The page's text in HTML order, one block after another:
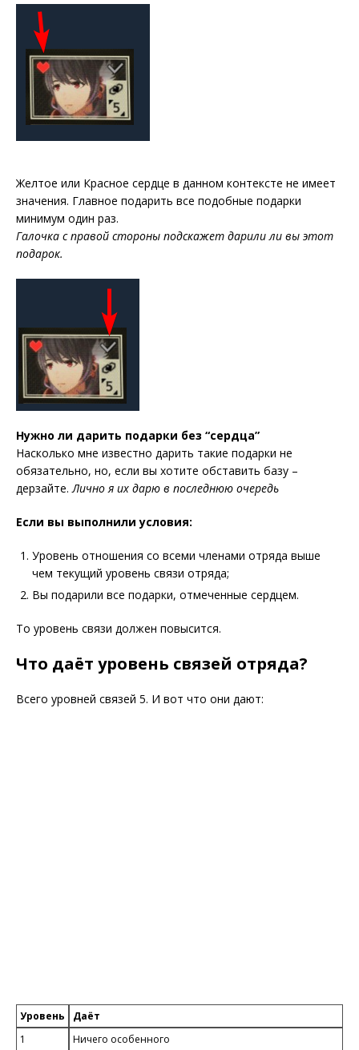
Желтое или Красное сердце в данном контексте не имеет
значения. Главное подарить все подобные подарки
минимум один раз.
Галочка с правой стороны подскажет дарили ли вы этот
подарок.
Нужно ли дарить подарки без “сердца”
Насколько мне известно дарить такие подарки не
обязательно, но, если вы хотите обставить базу –
дерзайте. Лично я их дарю в последнюю очередь
Если вы выполнили условия:
Уровень отношения со всеми членами отряда выше
чем текущий уровень связи отряда;
Вы подарили все подарки, отмеченные сердцем.
То уровень связи должен повысится.
Что даёт уровень связей отряда?
Всего уровней связей 5. И вот что они дают:
Уровень
Даёт
1
Ничего особенного